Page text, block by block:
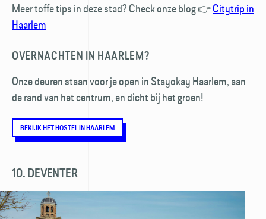
Meer toffe tips in deze stad? Check onze blog 👉Citytrip in
Haarlem
OVERNACHTEN IN HAARLEM?
Onze deuren staan voor je open in Stayokay Haarlem, aan
de rand van het centrum, en dicht bij het groen!
BEKIJK HET HOSTEL IN HAARLEM
10. DEVENTER